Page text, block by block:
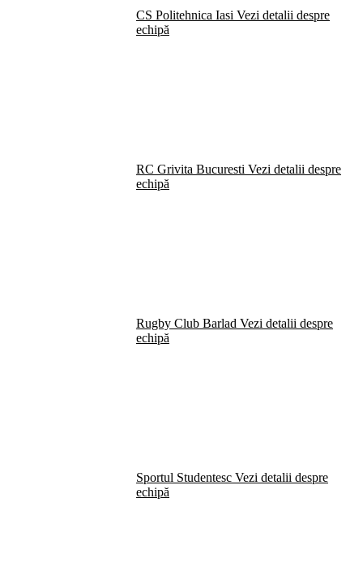
CS Politehnica Iasi Vezi detalii despre
echipă
RC Grivita Bucuresti Vezi detalii despre
echipă
Rugby Club Barlad Vezi detalii despre
echipă
Sportul Studentesc Vezi detalii despre
echipă